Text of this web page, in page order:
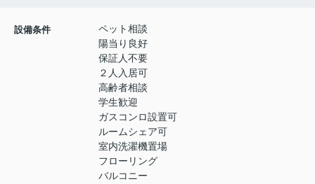
設備条件
ペット相談
陽当り良好
保証人不要
２人入居可
高齢者相談
学生歓迎
ガスコンロ設置可
ルームシェア可
室内洗濯機置場
フローリング
バルコニー